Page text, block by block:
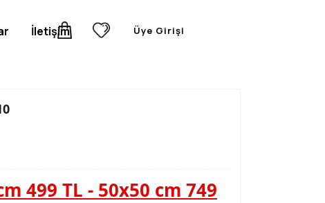
499 TL - 50x50 cm 749
İletişim Üye Girişi